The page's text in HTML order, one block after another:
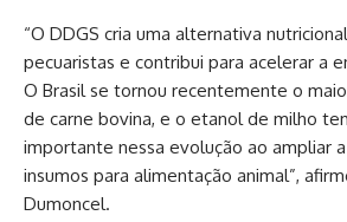
“O DDGS cria uma alternativa
pecuaristas e contribui para acelerar a
O Brasil se tornou recentemente o
de carne bovina, e o etanol de milho
importante nessa evolução ao ampliar
insumos para alimentação animal”,
Dumoncel.